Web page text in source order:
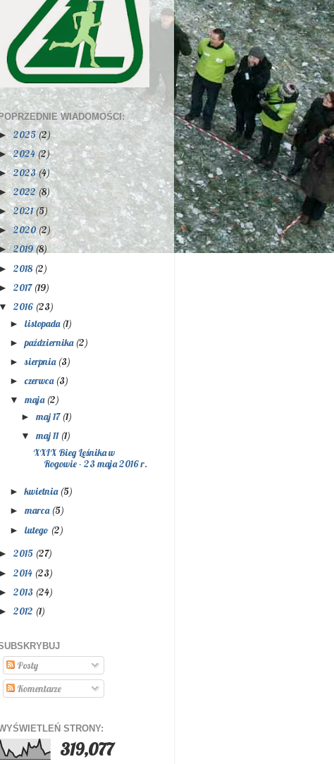
POPRZEDNIE WIADOMOŚCI:
►2025(2)
►2024(2)
2023(4)
►2022 (8)
2021(5)
2020(2)
► 2019(8)
► 2018 (2)
► 2017 (19)
▼ 2016 (23)
►listopada (1)
►października (2)
►sierpnia (3)
►czerwca (3)
▼maja (2)
►maj 17 (1)
▼maj 11 (1)
XXIX Bieg Leśnika w
Rogowie - 23 maja 2016 r.
►kwietnia (5)
►marca (5)
►lutego (2)
► 2015 (27)
► 2014 (23)
► 2013 (24)
► 2012 (1)
Posty
Komentarze
STRONY:
319,077